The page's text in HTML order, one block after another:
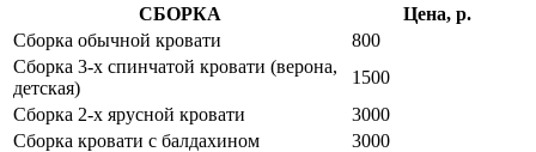
СБОРКА
Цена, р.
Сборка обычной кровати
800
Сборка 3-х спинчатой кровати (верона,
детская)
1500
Сборка 2-х ярусной кровати
3000
Сборка кровати с балдахином
3000